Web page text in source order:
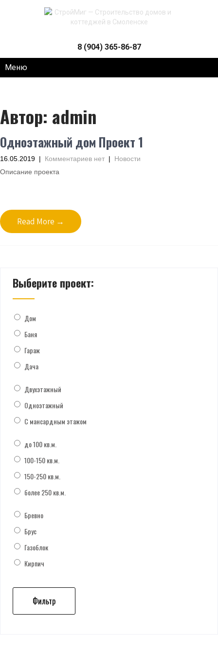
8 (904) 365-86-87
Меню
Автор: admin
Одноэтажный дом Проект 1
16.05.2019 | Комментариев нет | Новости
Описание проекта
Read More →
Выберите проект:
Дом
Баня
Гараж
Дача
Двухэтажный
Одноэтажный
С мансардным этажом
до 100 кв.м.
100-150 кв.м.
150-250 кв.м.
более 250 кв.м.
Бревно
Брус
Газоблок
Кирпич
Фильтр